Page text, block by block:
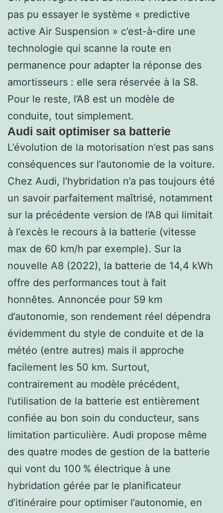
pas pu essayer le système « predictive
active Air Suspension » c’est-à-dire une
technologie qui scanne la route en
permanence pour adapter la réponse des
amortisseurs : elle sera réservée à la S8.
Pour le reste, l’A8 est un modèle de
conduite, tout simplement.
Audi sait optimiser sa batterie
L’évolution de la motorisation n’est pas sans
conséquences sur l’autonomie de la voiture.
Chez Audi, l’hybridation n’a pas toujours été
un savoir parfaitement maîtrisé, notamment
sur la précédente version de l’A8 qui limitait
à l’excès le recours à la batterie (vitesse
max de 60 km/h par exemple). Sur la
nouvelle A8 (2022), la batterie de 14,4 kWh
offre des performances tout à fait
honnêtes. Annoncée pour 59 km
d’autonomie, son rendement réel dépendra
évidemment du style de conduite et de la
météo (entre autres) mais il approche
facilement les 50 km. Surtout,
contrairement au modèle précédent,
l’utilisation de la batterie est entièrement
confiée au bon soin du conducteur, sans
limitation particulière. Audi propose même
des quatre modes de gestion de la batterie
qui vont du 100 % électrique à une
hybridation gérée par le planificateur
d’itinéraire pour optimiser l’autonomie, en